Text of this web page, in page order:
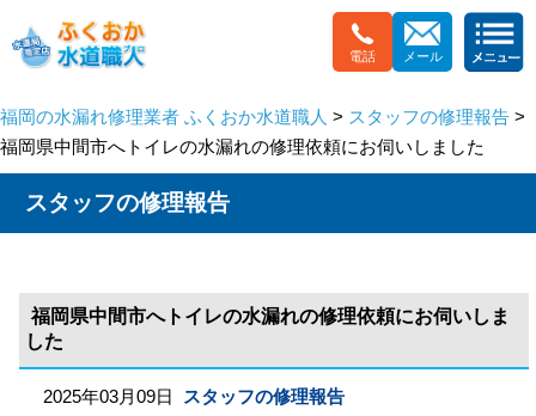
電話 メール
福岡の水漏れ修理業者 ふくおか水道職人 > スタッフの修理報告 >
福岡県中間市へトイレの水漏れの修理依頼にお伺いしました
スタッフの修理報告
福岡県中間市へトイレの水漏れの修理依頼にお伺いしま
した
2025年03月09日 スタッフの修理報告